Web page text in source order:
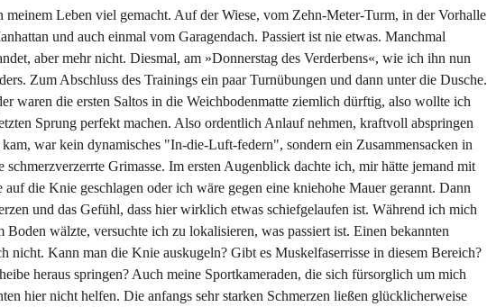
meinem Leben viel gemacht. Auf der Wiese, vom Zehn-Meter-Turm, in der Vorhalle
und auch einmal vom Garagendach. Passiert ist nie etwas. Manchmal
aber mehr nicht. Diesmal, am »Donnerstag des Verderbens«, wie ich ihn nun
Zum Abschluss des Trainings ein paar Turnübungen und dann unter die Dusche.
waren die ersten Saltos in die Weichbodenmatte ziemlich dürftig, also wollte ich
Sprung perfekt machen. Also ordentlich Anlauf nehmen, kraftvoll abspringen
war kein dynamisches "In-die-Luft-federn", sondern ein Zusammensacken in
schmerzverzerrte Grimasse. Im ersten Augenblick dachte ich, mir hätte jemand mit
auf die Knie geschlagen oder ich wäre gegen eine kniehohe Mauer gerannt. Dann
und das Gefühl, dass hier wirklich etwas schiefgelaufen ist. Während ich mich
Boden wälzte, versuchte ich zu lokalisieren, was passiert ist. Einen bekannten
nicht. Kann man die Knie auskugeln? Gibt es Muskelfaserrisse in diesem Bereich?
heraus springen? Auch meine Sportkameraden, die sich fürsorglich um mich
hier nicht helfen. Die anfangs sehr starken Schmerzen ließen glücklicherweise